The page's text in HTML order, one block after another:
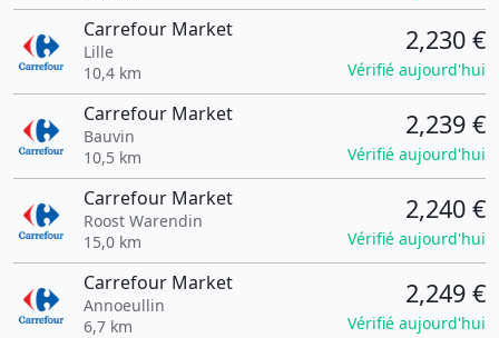
Carrefour Market
Lille
10,4 km
2,230 €
Vérifié aujourd'hui
Carrefour Market
Bauvin
10,5 km
2,239 €
Vérifié aujourd'hui
Carrefour Market
Roost Warendin
15,0 km
2,240 €
Vérifié aujourd'hui
Carrefour Market
Annoeullin
6,7 km
2,249 €
Vérifié aujourd'hui